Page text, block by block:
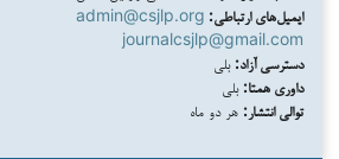
ایمیل‌های ارتباطی: admin@csjlp.org
journalcsjlp@gmail.com
دسترسی آزاد: بلی
داوری همتا: بلی
توالی انتشار: هر دو ماه